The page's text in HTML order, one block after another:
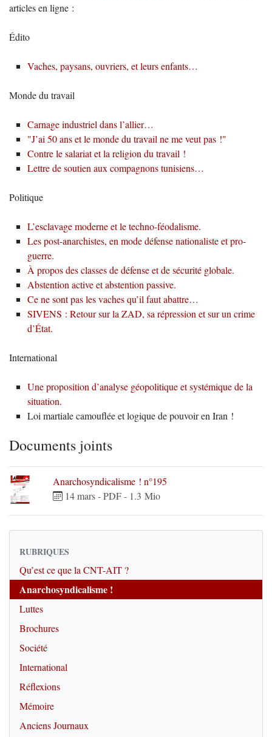
articles en ligne :
Édito
Vaches, paysans, ouvriers, et leurs enfants…
Monde du travail
Carnage industriel dans l’allier…
"J’ai 50 ans et le monde du travail ne me veut pas !"
Contre le salariat et la religion du travail !
Lettre de soutien aux compagnons tunisiens…
Politique
L’esclavage moderne et le techno-féodalisme.
Les post-anarchistes, en mode défense nationaliste et pro-
guerre.
À propos des classes de défense et de sécurité globale.
Abstention active et abstention passive.
Ce ne sont pas les vaches qu’il faut abattre…
SIVENS : Retour sur la ZAD, sa répression et sur un crime
d’État.
International
Une proposition d’analyse géopolitique et systémique de la
situation.
Loi martiale camouflée et logique de pouvoir en Iran !
Documents joints
Anarchosyndicalisme ! n°195
14 mars-PDF- 1.3 Mio
RUBRIQUES
Qu’est ce que la CNT-AIT ?
Anarchosyndicalisme !
Luttes
Brochures
Société
International
Réflexions
Mémoire
Anciens Journaux